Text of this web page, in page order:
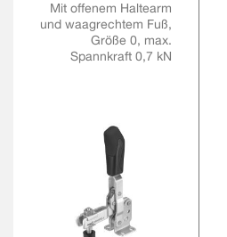
Mit offenem Haltearm
und waagrechtem Fuß,
Größe 0, max.
Spannkraft 0,7 kN